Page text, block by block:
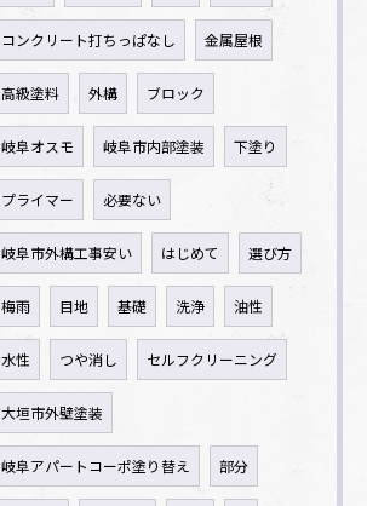
コンクリート打ちっぱなし 金属屋根
高級塗料 外構 ブロック
岐阜オスモ 岐阜市内部塗装 下塗り
プライマー 必要ない
岐阜市外構工事安い はじめて 選び方
梅雨 目地 基礎 洗浄 油性
水性 つや消し セルフクリーニング
大垣市外壁塗装
岐阜アパートコーポ塗り替え 部分